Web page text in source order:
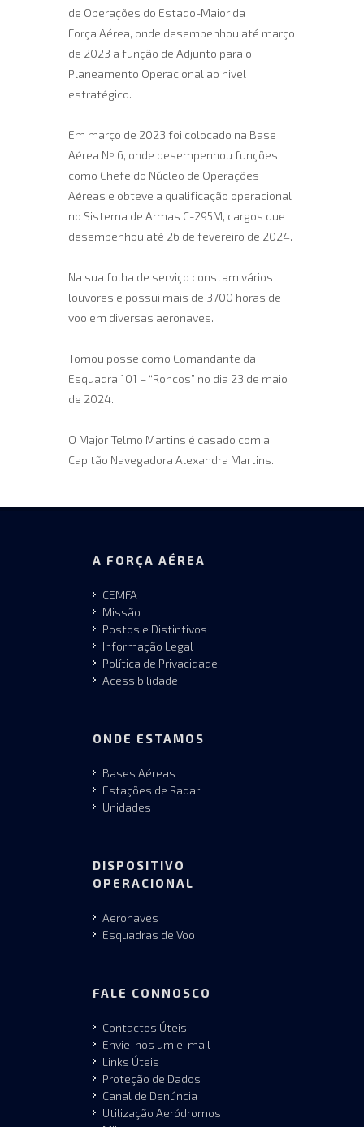
de Operações do Estado-Maior da
Força Aérea, onde desempenhou até março
de 2023 a função de Adjunto para o
Planeamento Operacional ao nivel
estratégico.
Em março de 2023 foi colocado na Base
Aérea Nº 6, onde desempenhou funções
como Chefe do Núcleo de Operações
Aéreas e obteve a qualificação operacional
no Sistema de Armas C-295M, cargos que
desempenhou até 26 de fevereiro de 2024.
Na sua folha de serviço constam vários
louvores e possui mais de 3700 horas de
voo em diversas aeronaves.
Tomou posse como Comandante da
Esquadra 101 – “Roncos” no dia 23 de maio
de 2024.
O Major Telmo Martins é casado com a
Capitão Navegadora Alexandra Martins.
A FORÇA AÉREA
CEMFA
Missão
Postos e Distintivos
Informação Legal
Política de Privacidade
Acessibilidade
ONDE ESTAMOS
Bases Aéreas
Estações de Radar
Unidades
DISPOSITIVO
OPERACIONAL
Aeronaves
Esquadras de Voo
FALE CONNOSCO
Contactos Úteis
Envie-nos um e-mail
Links Úteis
Proteção de Dados
Canal de Denúncia
Utilização Aeródromos